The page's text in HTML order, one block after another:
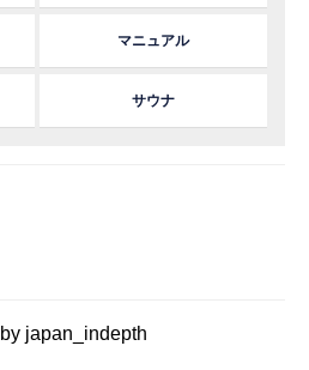
マニュアル
サウナ
japan_indepth